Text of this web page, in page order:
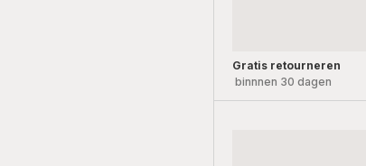
Gratis retourneren
binnnen 30 dagen